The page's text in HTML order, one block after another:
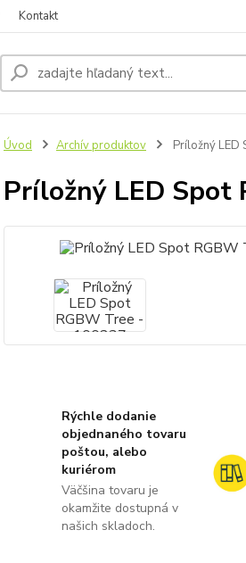
Kontakt
Úvod Archív produktov Príložný
Príložný LED Spot
Rýchle dodanie
objednaného tovaru
poštou, alebo
kuriérom
Väčšina tovaru je
okamžite dostupná v
našich skladoch.